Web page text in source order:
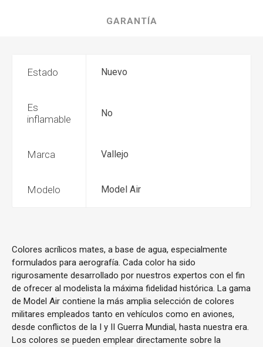
GARANTÍA
Estado Nuevo
Es
inflamable
No
Marca Vallejo
Modelo Model Air
Colores acrílicos mates, a base de agua, especialmente
formulados para aerografía. Cada color ha sido
rigurosamente desarrollado por nuestros expertos con el fin
de ofrecer al modelista la máxima fidelidad histórica. La gama
de Model Air contiene la más amplia selección de colores
militares empleados tanto en vehículos como en aviones,
desde conflictos de la I y II Guerra Mundial, hasta nuestra era.
Los colores se pueden emplear directamente sobre la